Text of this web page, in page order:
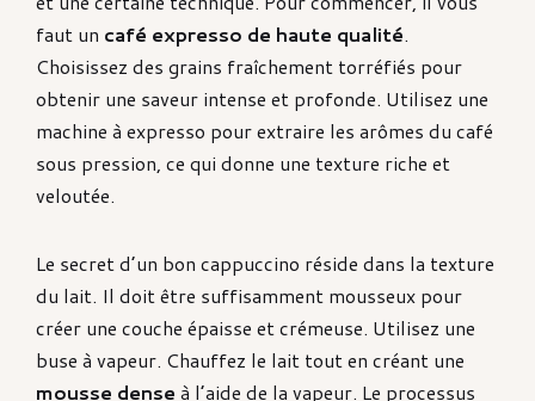
faut un café expresso de haute qualité.
Choisissez des grains fraîchement torréfiés pour
obtenir une saveur intense et profonde. Utilisez une
machine à expresso pour extraire les arômes du café
sous pression, ce qui donne une texture riche et
veloutée.
Le secret d’un bon cappuccino réside dans la texture
du lait. Il doit être suffisamment mousseux pour
créer une couche épaisse et crémeuse. Utilisez une
buse à vapeur. Chauffez le lait tout en créant une
mousse dense à l’aide de la vapeur. Le processus